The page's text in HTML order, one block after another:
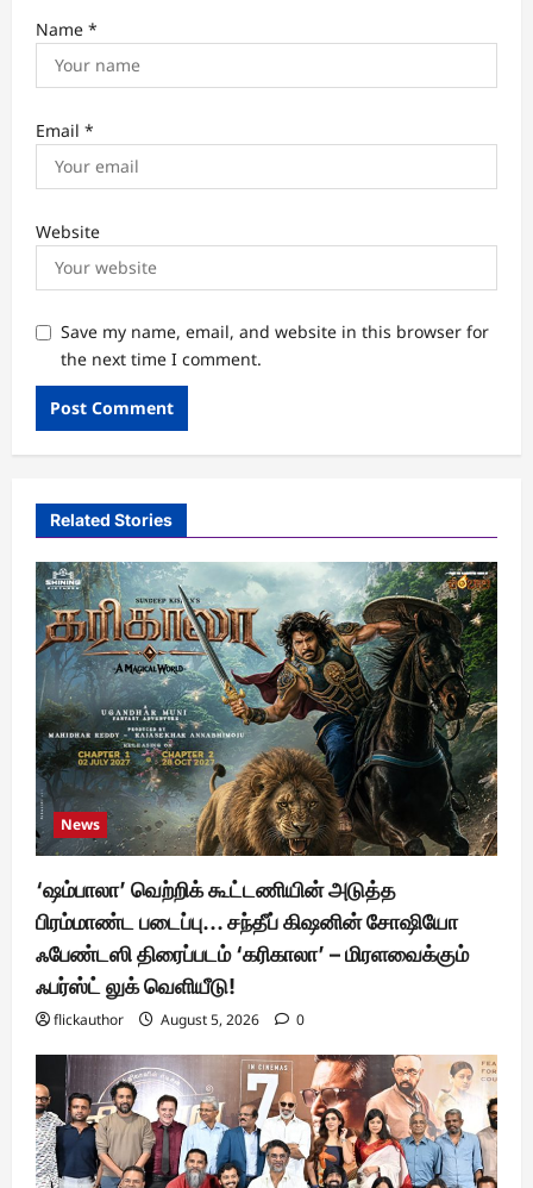
Name *
Email *
Website
Save my name, email, and website in this browser for
the next time I comment.
Related Stories
News
‘ஷம்பாலா’ வெற்றிக் கூட்டணியின் அடுத்த
பிரம்மாண்ட படைப்பு… சந்தீப் கிஷனின் சோஷியோ
ஃபேண்டஸி திரைப்படம் ‘கரிகாலா’ – மிரளவைக்கும்
ஃபர்ஸ்ட் லுக் வெளியீடு!
flickauthor August 5, 2026 0